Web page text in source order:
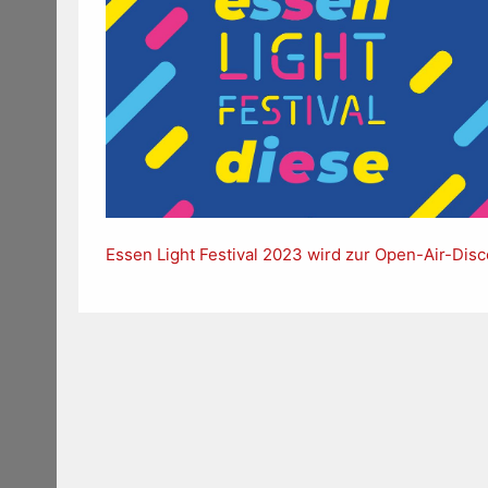
Essen Light Festival 2023 wird zur Open-Air-